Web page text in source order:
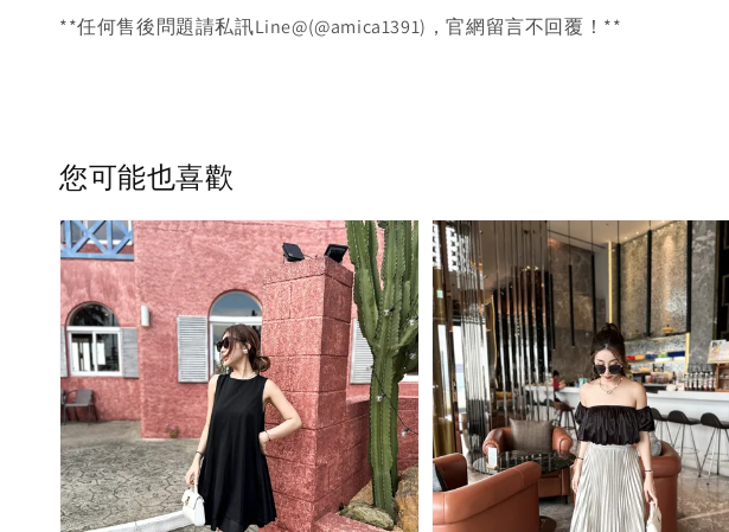
**任何售後問題請私訊Line@(@amica1391)，官網留言不回覆！**
您可能也喜歡